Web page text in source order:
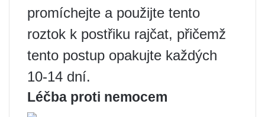
promíchejte a použijte tento
roztok k postřiku rajčat, přičemž
tento postup opakujte každých
10-14 dní.
Léčba proti nemocem